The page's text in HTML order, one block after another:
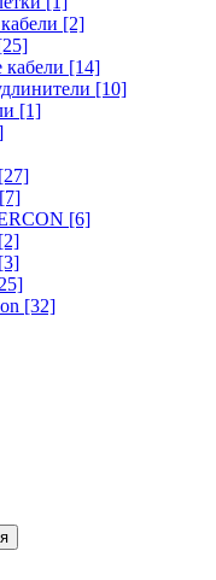
[2]
[14]
[10]
[1]
[27]
[7]
[6]
[2]
[3]
[32]